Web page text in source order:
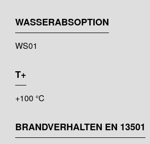
WASSERABSOPTION
WS01
T+
+100 °C
BRANDVERHALTEN EN 13501